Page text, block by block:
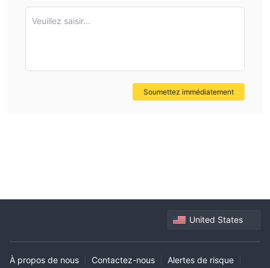
Veuillez saisir...
Soumettez immédiatement
United States
À propos de nous Contactez-nous Alertes de risque